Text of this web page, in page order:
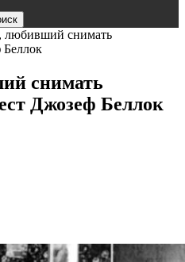
любивший снимать
Беллок
снимать
Джозеф Беллок